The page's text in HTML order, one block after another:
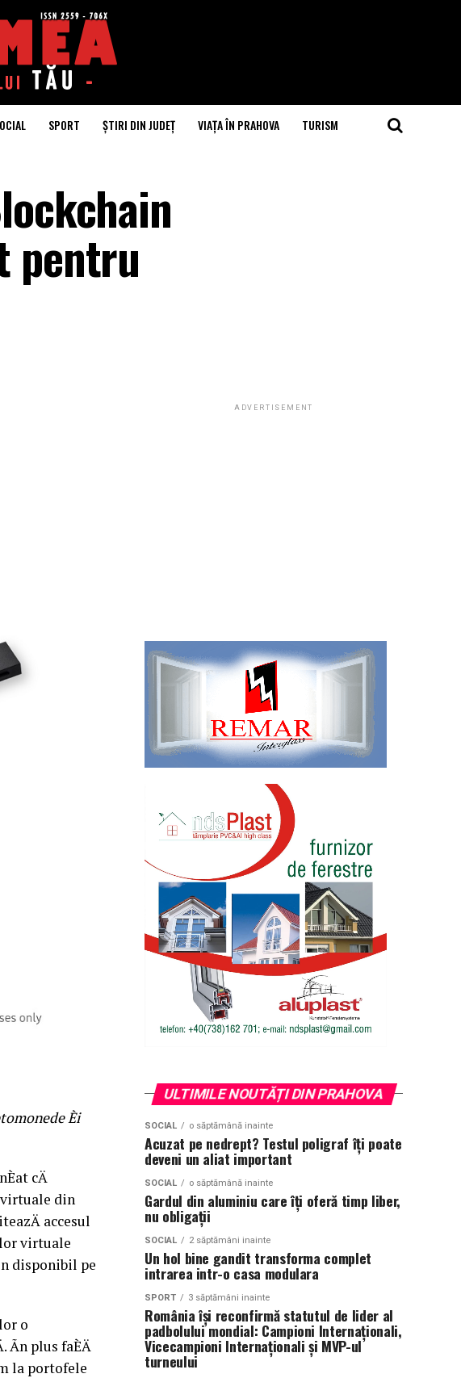
SPORT ȘTIRI DIN JUDEȚ VIAȚA ÎN PRAHOVA TURISM
pentru
Èi
cÄ
virtuale din
accesul
virtuale
disponibil pe
o
plus faÈÄ
la portofele
ADVERTISEMENT
ULTIMILE NOUTĂȚI DIN PRAHOVA
SOCIAL o săptămână inainte
Acuzat pe nedrept? Testul poligraf îţi poate
deveni un aliat important
SOCIAL o săptămână inainte
Gardul din aluminiu care îți oferă timp liber,
nu obligații
SOCIAL 2 săptămâni inainte
Un hol bine gandit transforma complet
intrarea intr-o casa modulara
SPORT 3 săptămâni inainte
România își reconfirmă statutul de lider al
padbolului mondial: Campioni Internaționali,
Vicecampioni Internaționali și MVP-ul
turneului